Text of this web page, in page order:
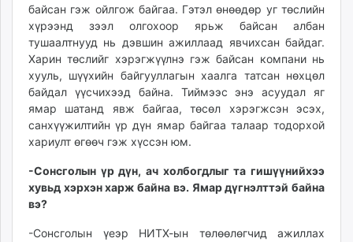
байсан гэж ойлгож байгаа. Гэтэл өнөөдөр уг төслийн
хүрээнд зээл олгохоор ярьж байсан албан
тушаалтнууд нь дэвшин ажиллаад явчихсан байдаг.
Харин төслийг хэрэгжүүлнэ гэж байсан компани нь
хууль, шүүхийн байгууллагын хаалга татсан нөхцөл
байдал үүсчихээд байна. Тиймээс энэ асуудал яг
ямар шатанд явж байгаа, төсөл хэрэгжсэн эсэх,
санхүүжилтийн үр дүн ямар байгаа талаар тодорхой
хариулт өгөөч гэж хүссэн юм.
-Сонсголын үр дүн, ач холбогдлыг та гишүүнийхээ
хувьд хэрхэн харж байна вэ. Ямар дүгнэлттэй байна
вэ?
-Сонсголын үеэр НИТХ-ын төлөөлөгчид ажиллах